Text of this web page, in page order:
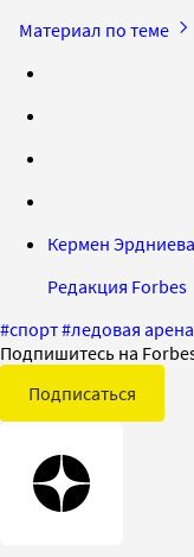
Материал по теме
Кермен Эрдниева
Редакция Forbes
#спорт#ледовая арена
Подпишитесь на
Подписаться